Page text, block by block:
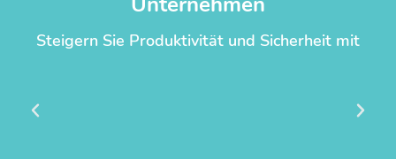
Steigern Sie Produktivität und Sicherheit mit